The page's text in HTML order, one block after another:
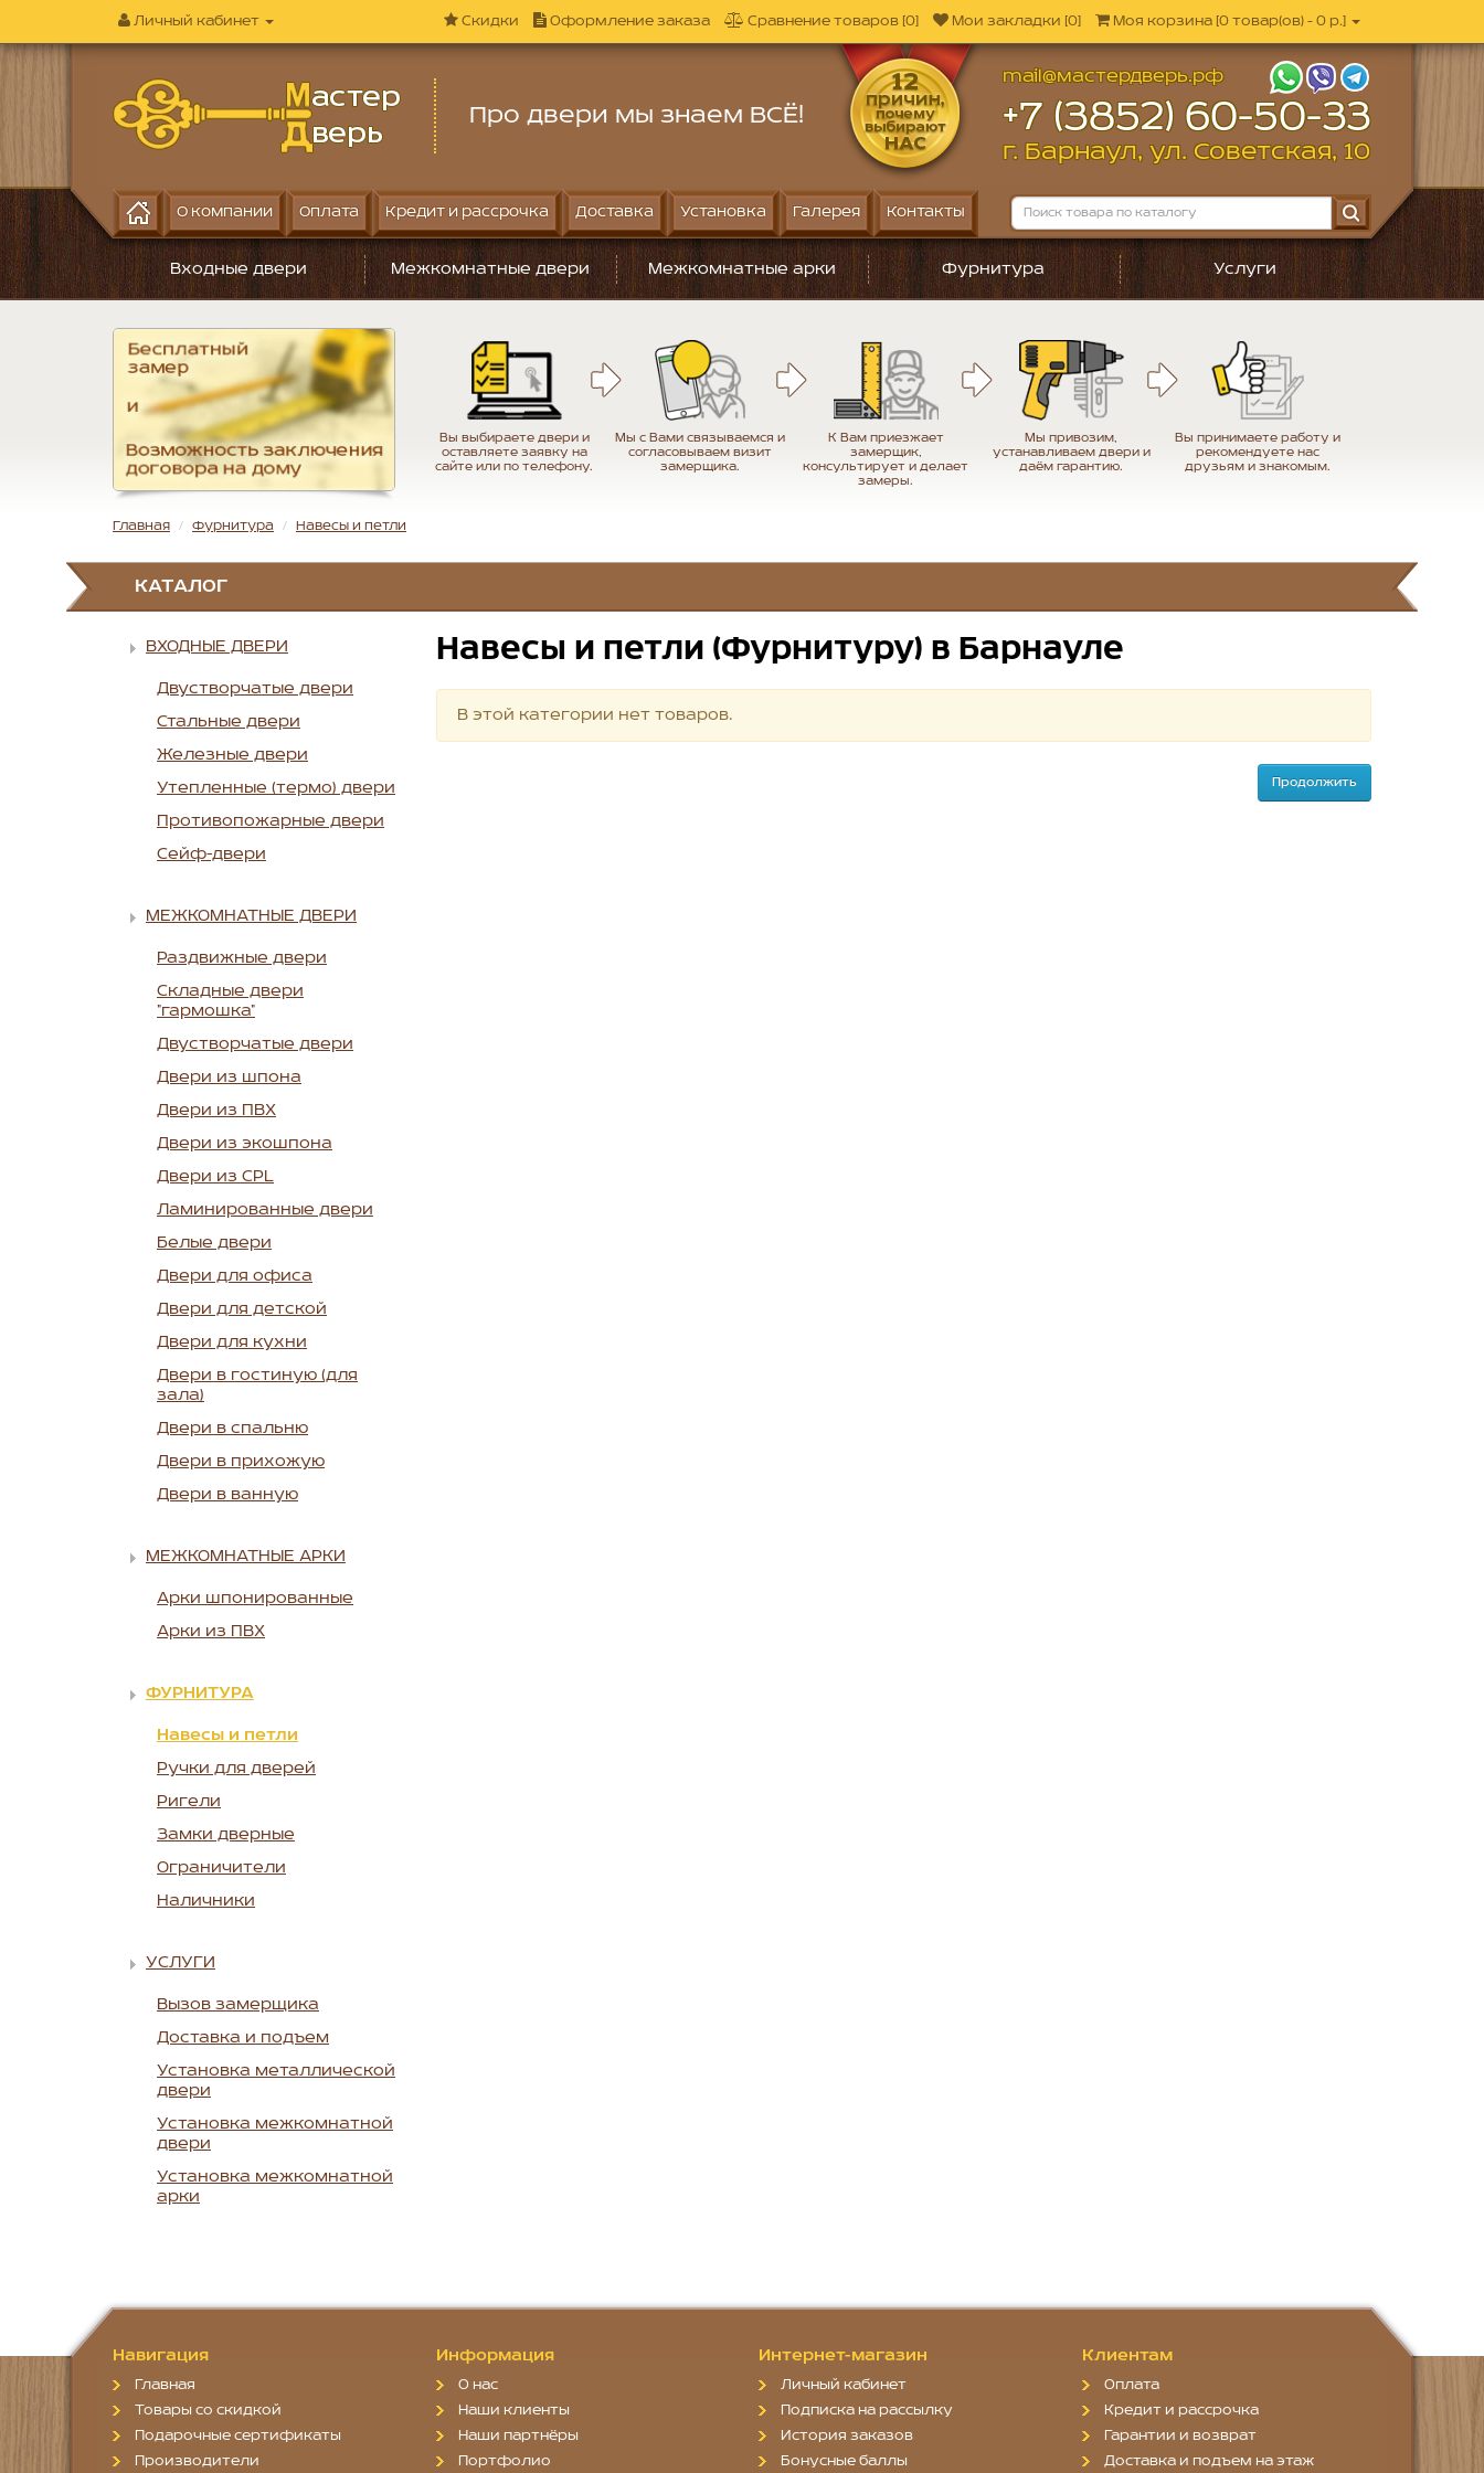
Личный кабинет Скидки Оформление заказа Сравнение товаров [0] Мои закладки [0] Моя корзина [0 товар(ов) - 0 р.]
Про двери мы знаем ВСЁ!
mail@мастердверь.рф
+7 (3852) 60-50-33
г. Барнаул, ул. Советская, 10
О компании Оплата Кредит и рассрочка Доставка Установка Галерея Контакты
Входные двери Межкомнатные двери Межкомнатные арки Фурнитура Услуги
Вы выбираете двери и
оставляете заявку на
сайте или по телефону.
Мы с Вами связываемся и
согласовываем визит
замерщика.
К Вам приезжает
замерщик,
консультирует и делает
замеры.
Мы привозим,
устанавливаем двери и
даём гарантию.
Вы принимаете работу и
рекомендуете нас
друзьям и знакомым.
Главная Фурнитура Навесы и петли
КАТАЛОГ
ВХОДНЫЕ ДВЕРИ
Двустворчатые двери
Стальные двери
Железные двери
Утепленные (термо) двери
Противопожарные двери
Сейф-двери
МЕЖКОМНАТНЫЕ ДВЕРИ
Раздвижные двери
Складные двери
"гармошка"
Двустворчатые двери
Двери из шпона
Двери из ПВХ
Двери из экошпона
Двери из CPL
Ламинированные двери
Белые двери
Двери для офиса
Двери для детской
Двери для кухни
Двери в гостиную (для
зала)
Двери в спальню
Двери в прихожую
Двери в ванную
МЕЖКОМНАТНЫЕ АРКИ
Арки шпонированные
Арки из ПВХ
ФУРНИТУРА
Навесы и петли
Ручки для дверей
Ригели
Замки дверные
Ограничители
Наличники
УСЛУГИ
Вызов замерщика
Доставка и подъем
Установка металлической
двери
Установка межкомнатной
двери
Установка межкомнатной
арки
Навесы и петли (Фурнитуру) в Барнауле
В этой категории нет товаров.
Продолжить
Навигация
Главная
Товары со скидкой
Подарочные сертификаты
Производители
Информация
О нас
Наши клиенты
Наши партнёры
Портфолио
Интернет-магазин
Личный кабинет
Подписка на рассылку
История заказов
Бонусные баллы
Клиентам
Оплата
Кредит и рассрочка
Гарантии и возврат
Доставка и подъем на этаж